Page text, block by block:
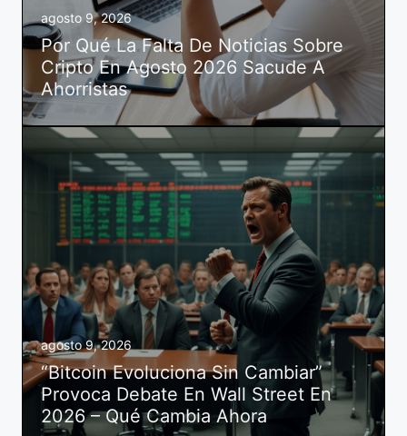
agosto 9, 2026
Por Qué La Falta De Noticias Sobre
Cripto En Agosto 2026 Sacude A
Ahorristas
agosto 9, 2026
“Bitcoin Evoluciona Sin Cambiar”
Provoca Debate En Wall Street En
2026 – Qué Cambia Ahora